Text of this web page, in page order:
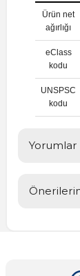
Ürün net
ağırlığı
eClass
kodu
UNSPSC
kodu
Yorumlar
Görüş ve